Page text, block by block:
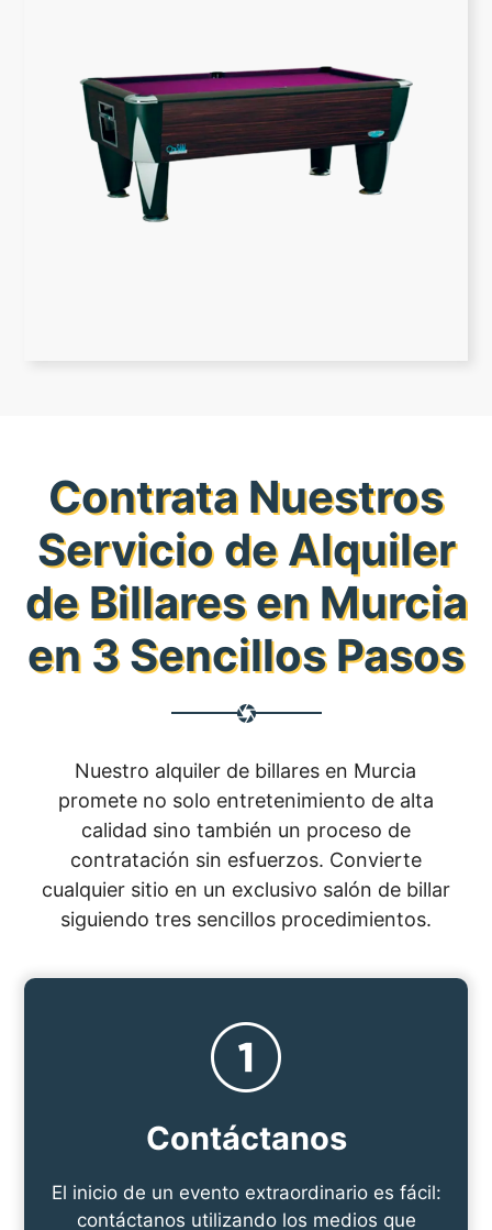
Contrata Nuestros
Servicio de Alquiler
de Billares en Murcia
en 3 Sencillos Pasos
Nuestro alquiler de billares en Murcia
promete no solo entretenimiento de alta
calidad sino también un proceso de
contratación sin esfuerzos. Convierte
cualquier sitio en un exclusivo salón de billar
siguiendo tres sencillos procedimientos.
Contáctanos
El inicio de un evento extraordinario es fácil:
contáctanos utilizando los medios que